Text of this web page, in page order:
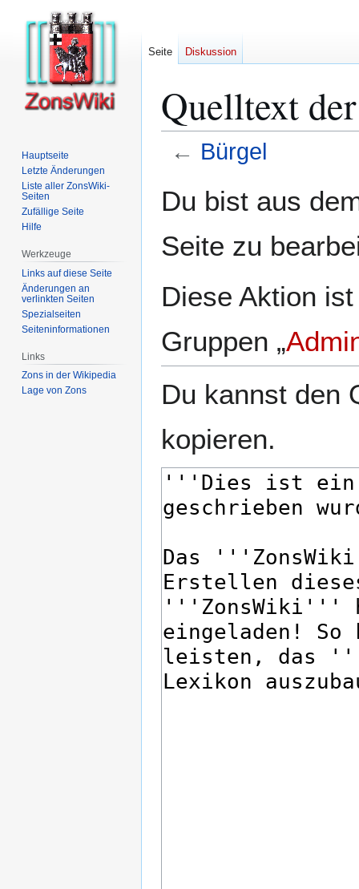
Quelltext
← Bürgel
Navigation
Suche
Du bist aus
Seite zu
Diese Aktion
Gruppen „
Du kannst den
kopieren.
Seite Diskussion
Hauptseite
Letzte Änderungen
Liste aller ZonsWiki-
Seiten
Zufällige Seite
Hilfe
Werkzeuge
Links auf diese Seite
Änderungen an
verlinkten Seiten
Spezialseiten
Seiten­­informationen
Links
Zons in der Wikipedia
Lage von Zons